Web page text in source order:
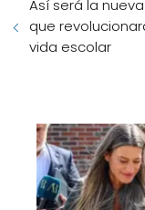
Así será la
que
vida escolar